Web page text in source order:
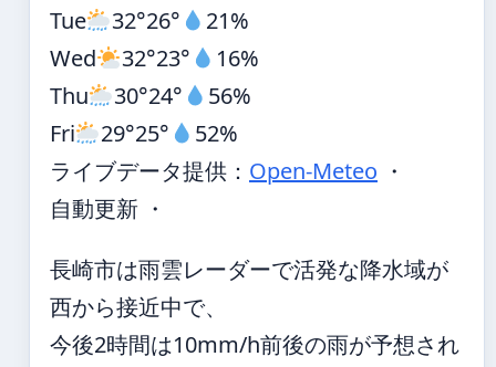
Tue
32°26°
21%
Wed
32°23°
16%
Thu
30°24°
56%
Fri
29°25°
52%
ライブデータ提供： Open-Meteo ・
自動更新 ・
長崎市は雨雲レーダーで活発な降水域が
西から接近中で、
今後2時間は10mm/h前後の雨が予想され